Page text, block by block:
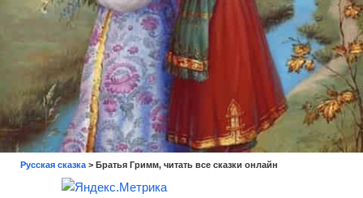
Русская сказка > Братья Гримм, читать все сказки онлайн